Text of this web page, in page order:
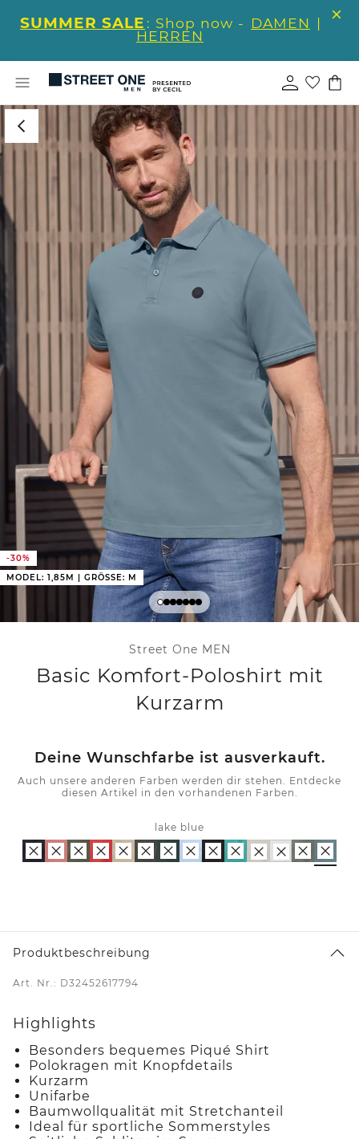
SUMMER SALE : Shop now - DAMEN |
HERREN
-30%
MODEL: 1,85M | GRÖSSE: M
Street One MEN
Basic Komfort-Poloshirt mit
Kurzarm
Deine Wunschfarbe ist ausverkauft.
Auch unsere anderen Farben werden dir stehen. Entdecke
diesen Artikel in den vorhandenen Farben.
lake blue
Produktbeschreibung
Art. Nr.: D32452617794
Highlights
Besonders bequemes Piqué Shirt
Polokragen mit Knopfdetails
Kurzarm
Unifarbe
Baumwollqualität mit Stretchanteil
Ideal für sportliche Sommerstyles